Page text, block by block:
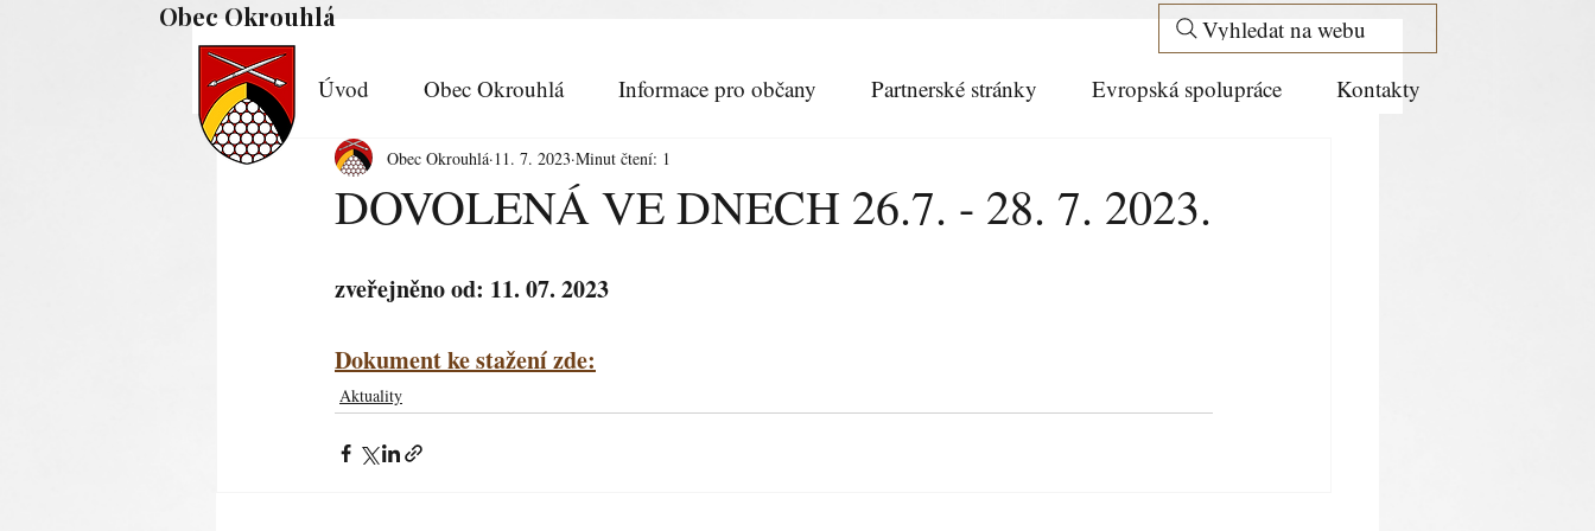
Obec Okrouhlá
Úvod Obec Okrouhlá Informace pro občany Partnerské stránky Evropská spolupráce Kontakty
Vyhledat na webu
DOVOLENÁ VE DNECH 26.7. - 28. 7. 2023.
Obec Okrouhlá 11. 7. 2023 Minut čtení: 1
zveřejněno od: 11. 07. 2023
Dokument ke stažení zde:
Aktuality